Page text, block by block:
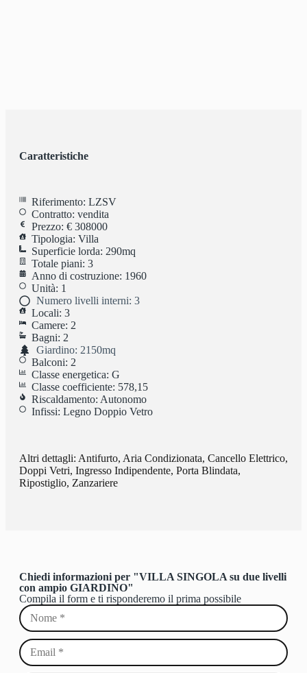
Caratteristiche
Riferimento: LZSV
Contratto: vendita
Prezzo: € 308000
Tipologia: Villa
Superficie lorda: 290mq
Totale piani: 3
Anno di costruzione: 1960
Unità: 1
Numero livelli interni: 3
Locali: 3
Camere: 2
Bagni: 2
Giardino: 2150mq
Balconi: 2
Classe energetica: G
Classe coefficiente: 578,15
Riscaldamento: Autonomo
Infissi: Legno Doppio Vetro
Altri dettagli: Antifurto, Aria Condizionata, Cancello Elettrico,
Doppi Vetri, Ingresso Indipendente, Porta Blindata,
Ripostiglio, Zanzariere
Chiedi informazioni per "VILLA SINGOLA su due livelli
con ampio GIARDINO"
Compila il form e ti risponderemo il prima possibile